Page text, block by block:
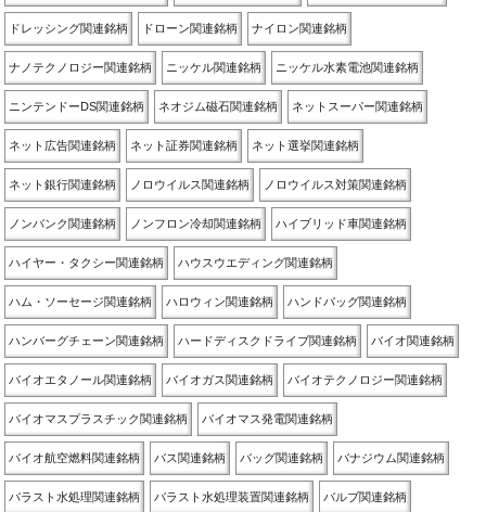
ドレッシング関連銘柄 ドローン関連銘柄 ナイロン関連銘柄
ナノテクノロジー関連銘柄 ニッケル関連銘柄 ニッケル水素電池関連銘柄
ニンテンドーDS関連銘柄 ネオジム磁石関連銘柄 ネットスーパー関連銘柄
ネット広告関連銘柄 ネット証券関連銘柄 ネット選挙関連銘柄
ネット銀行関連銘柄 ノロウイルス関連銘柄 ノロウイルス対策関連銘柄
ノンバンク関連銘柄 ノンフロン冷却関連銘柄 ハイブリッド車関連銘柄
ハイヤー・タクシー関連銘柄 ハウスウエディング関連銘柄
ハム・ソーセージ関連銘柄 ハロウィン関連銘柄 ハンドバッグ関連銘柄
ハンバーグチェーン関連銘柄 ハードディスクドライブ関連銘柄 バイオ関連銘柄
バイオエタノール関連銘柄 バイオガス関連銘柄 バイオテクノロジー関連銘柄
バイオマスプラスチック関連銘柄 バイオマス発電関連銘柄
バイオ航空燃料関連銘柄 バス関連銘柄 バッグ関連銘柄 バナジウム関連銘柄
バラスト水処理関連銘柄 バラスト水処理装置関連銘柄 バルブ関連銘柄